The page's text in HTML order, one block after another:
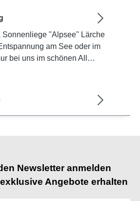
Sonnenliege "Alpsee" Lärche
am See oder im
bei uns im schönen All…
Newsletter anmelden
Angebote erhalten